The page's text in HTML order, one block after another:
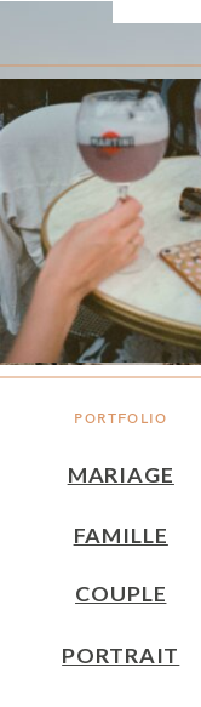
PORTFOLIO
MARIAGE
FAMILLE
COUPLE
PORTRAIT